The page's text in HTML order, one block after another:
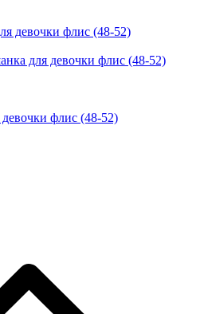
для девочки флис (48-52)
флис (48-52)